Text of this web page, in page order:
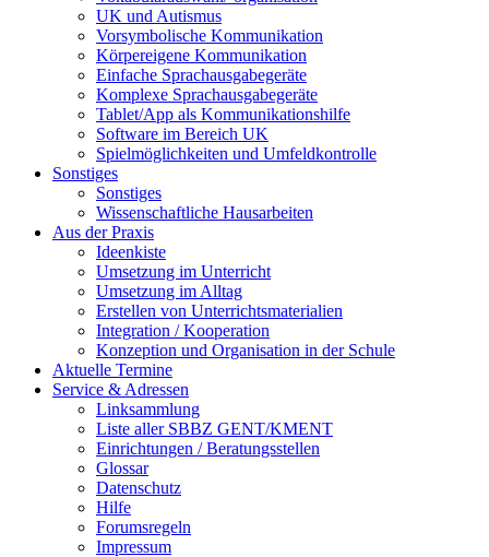
UK und Autismus
Vorsymbolische Kommunikation
Körpereigene Kommunikation
Einfache Sprachausgabegeräte
Komplexe Sprachausgabegeräte
Tablet/App als Kommunikationshilfe
Software im Bereich UK
Spielmöglichkeiten und Umfeldkontrolle
Sonstiges
Sonstiges
Wissenschaftliche Hausarbeiten
Aus der Praxis
Ideenkiste
Umsetzung im Unterricht
Umsetzung im Alltag
Erstellen von Unterrichtsmaterialien
Integration / Kooperation
Konzeption und Organisation in der Schule
Aktuelle Termine
Service & Adressen
Linksammlung
Liste aller SBBZ GENT/KMENT
Einrichtungen / Beratungsstellen
Glossar
Datenschutz
Hilfe
Forumsregeln
Impressum